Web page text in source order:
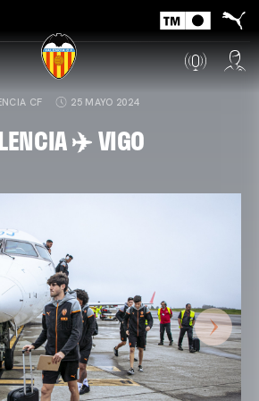
CF 25 MAYO 2024
✈️ VIGO